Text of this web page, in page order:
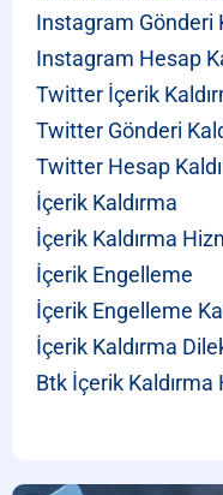
Instagram Gönderi
Instagram Hesap
Twitter İçerik
Twitter Gönderi
Twitter Hesap
İçerik Kaldırma
İçerik Kaldırma
İçerik Engelleme
İçerik Engelleme
İçerik Kaldırma
Btk İçerik Kaldırma